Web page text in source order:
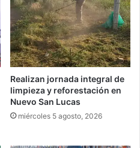
Realizan jornada integral de
limpieza y reforestación en
Nuevo San Lucas
miércoles 5 agosto, 2026